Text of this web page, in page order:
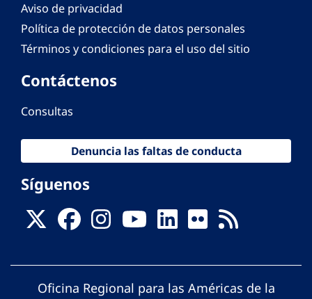
Aviso de privacidad
Política de protección de datos personales
Términos y condiciones para el uso del sitio
Contáctenos
Consultas
Denuncia las faltas de conducta
Síguenos
Oficina Regional para las Américas de la